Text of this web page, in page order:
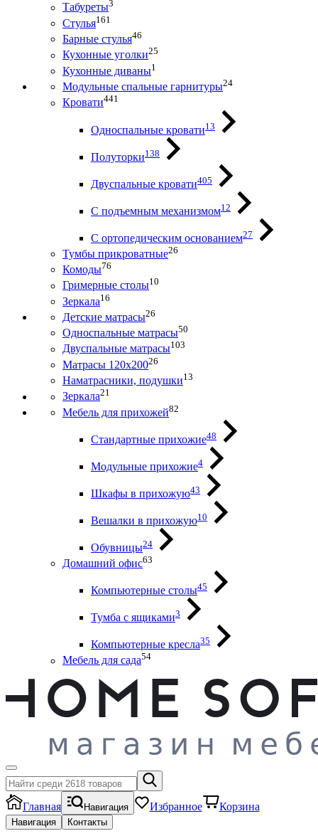
Табуреты3
Стулья161
Барные стулья46
Кухонные уголки25
Кухонные диваны1
Модульные спальные гарнитуры24
Кровати441
Односпальные кровати13
Полуторки138
Двуспальные кровати405
С подъемным механизмом12
С ортопедическим основанием27
Тумбы прикроватные26
Комоды76
Гримерные столы10
Зеркала16
Детские матрасы26
Односпальные матрасы50
Двуспальные матрасы103
Матрасы 120х20026
Наматрасники, подушки13
Зеркала21
Мебель для прихожей82
Стандартные прихожие48
Модульные прихожие4
Шкафы в прихожую43
Вешалки в прихожую10
Обувницы24
Домашний офис63
Компьютерные столы45
Тумба с ящиками3
Компьютерные кресла35
Мебель для сада54
Главная Навигация Избранное Корзина
Навигация Контакты